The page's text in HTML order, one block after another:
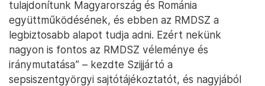
tulajdonítunk Magyarország és Románia
együttműködésének, és ebben az RMDSZ a
legbiztosabb alapot tudja adni. Ezért nekünk
nagyon is fontos az RMDSZ véleménye és
iránymutatása” – kezdte Szijjártó a
sepsiszentgyörgyi sajtótájékoztatót, és nagyjából